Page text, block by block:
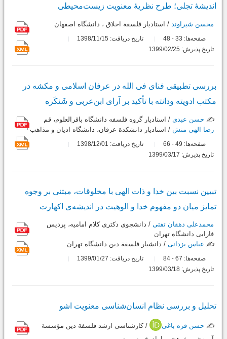
اندیشۀ تجلی؛ طرح نظریۀ معنویت زیست‌محیطی
محسن شیراوند / استادیار فلسفة اخلاق ، دانشگاه اصفهان
صفحه‌ها: 33
-
تاریخ دریافت: 1398/11/15
تاریخ پذیرش: 1399/02/25
بررسی تطبیقی فنای فی الله در عرفان اسلامی و مکشه در
مکتب ادویته ودانته با تأکید بر آرای ابن‌عربی و شَنکَره
✍️ حسن عبدی / استادیار گروه فلسفه دانشگاه باقرالعلوم، قم
رضا الهی منش / استادیار دانشکدة عرفان، دانشگاه ادیان و مذاهب
صفحه‌ها: 49
-
تاریخ دریافت: 1398/12/01
تاریخ پذیرش: 1399/03/17
تبیین نسبت بین خدا و ذات الهی با مخلوقات، مبتنی بر وجوه
تمایز میان دو مفهوم خدا و الوهیت در اندیشه‌ی اکهارت
محمدعلی دهقان تفتی / دانشجوی دکتری کلام امامیه، پردیس
فارابی دانشگاه تهران
✍️ عباس یزدانی / دانشیار فلسفة دین دانشگاه تهران
صفحه‌ها: 67
-
تاریخ دریافت: 1399/01/27
تاریخ پذیرش: 1399/03/18
تحلیل و بررسی نظام انسان‌شناسی معنویت اشو
✍️ حسن قره باغی
/ کارشناسی ارشد فلسفة دین مؤسسة